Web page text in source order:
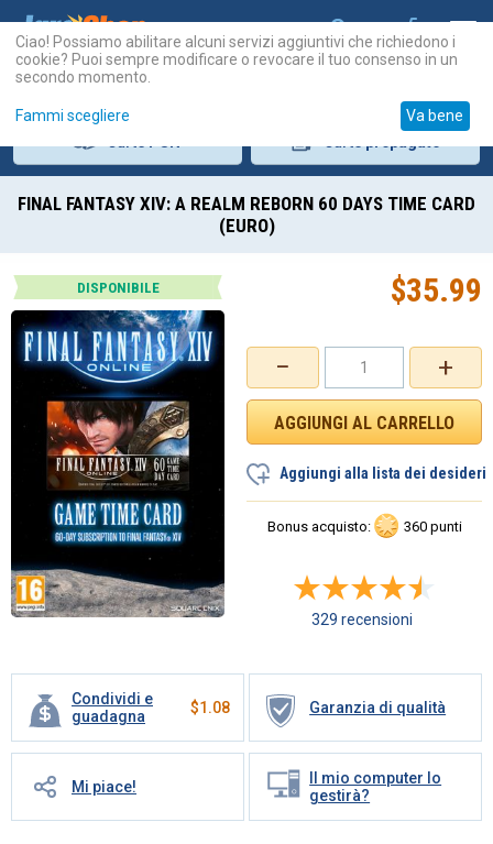
FINAL FANTASY XIV: A REALM REBORN 60 DAYS TIME CARD
(EURO)
DISPONIBILE
Condividi e
guadagna
$1.08 Garanzia di qualità
Mi piace!
Il mio computer lo
gestirà?
+
−
$35.99
Aggiungi alla lista dei desideri
Bonus acquisto: 360 punti
329 recensioni
Ciao! Possiamo abilitare alcuni servizi aggiuntivi che richiedono i
cookie? Puoi sempre modificare o revocare il tuo consenso in un
secondo momento.
Fammi scegliere Va bene